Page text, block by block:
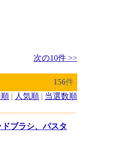
次の10件 >>
156件
| 人気順 | 当選数順
ブラシ、パスタ